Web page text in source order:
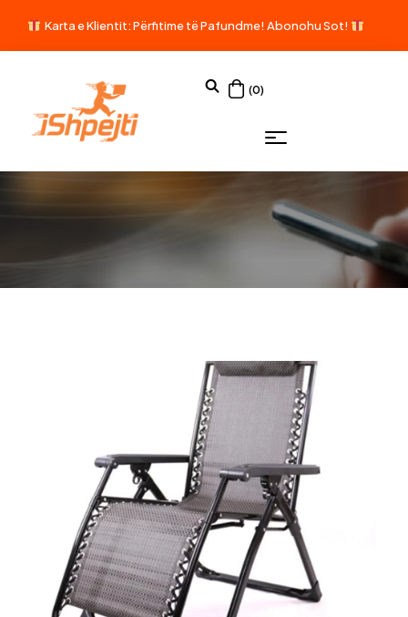
Karta e Klientit: Përfitime të Pafundme! Abonohu Sot!
(0)